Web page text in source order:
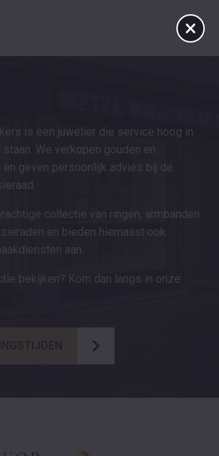
is een juwelier die service hoog in
We verkopen gouden en
geven persoonlijk advies bij de
collectie van ringen, armbanden
en bieden hiernaast ook
aan.
bekijken? Kom dan langs in onze